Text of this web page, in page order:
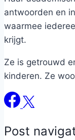
antwoorden en
waarmee
krijgt.
Ze is getrouwd
kinderen. Ze
Post